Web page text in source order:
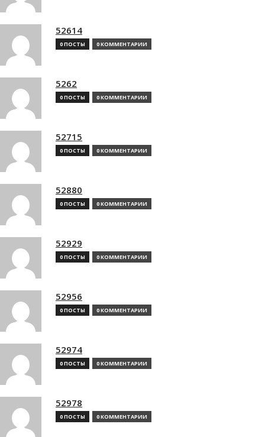
52614
0 ПОСТЫ 0 КОММЕНТАРИИ
5262
0 ПОСТЫ 0 КОММЕНТАРИИ
52715
0 ПОСТЫ 0 КОММЕНТАРИИ
52880
0 ПОСТЫ 0 КОММЕНТАРИИ
52929
0 ПОСТЫ 0 КОММЕНТАРИИ
52956
0 ПОСТЫ 0 КОММЕНТАРИИ
52974
0 ПОСТЫ 0 КОММЕНТАРИИ
52978
0 ПОСТЫ 0 КОММЕНТАРИИ